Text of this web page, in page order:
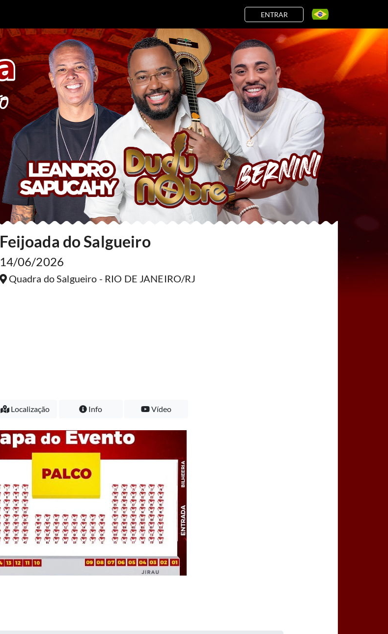
ENTRAR
Feijoada do Salgueiro
14/06/2026
Quadra do Salgueiro - RIO DE JANEIRO/RJ
Localização Info Vídeo